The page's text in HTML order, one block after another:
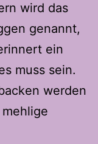
wird das
genannt,
ein
muss sein.
werden